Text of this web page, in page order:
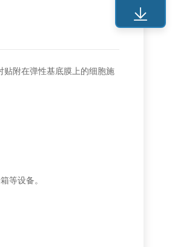
附在弹性基底膜上的细胞施
等设备。